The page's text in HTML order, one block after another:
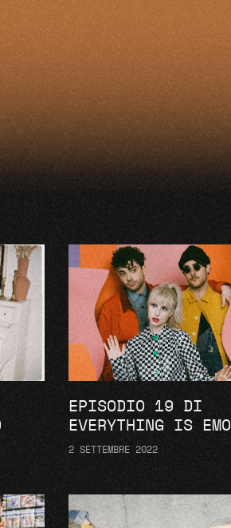
EPISODIO 19 DI
EVERYTHING IS EMO
2 SETTEMBRE 2022